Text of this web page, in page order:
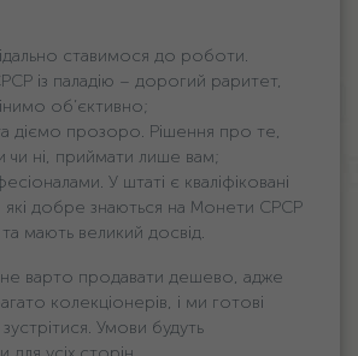
ставимося до роботи.
із паладію – дорогий раритет,
об’єктивно;
діємо прозоро. Рішення про те,
чи ні, приймати лише вам;
У штаті є кваліфіковані
які добре знаються на Монети СРСР
та мають великий досвід.
варто продавати дешево, адже
колекціонерів, і ми готові
Умови будуть